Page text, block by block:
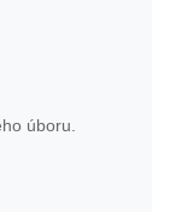
úboru.